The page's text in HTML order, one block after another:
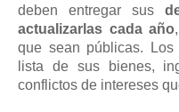
deben entregar sus
actualizarlas cada año
que sean públicas.
lista de sus bienes,
conflictos de intereses